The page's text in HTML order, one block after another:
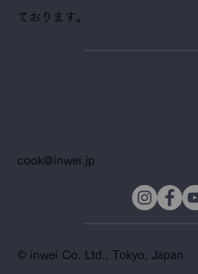
ております。
cook@inwei.jp
© inwei Co. Ltd., Tokyo, Japan